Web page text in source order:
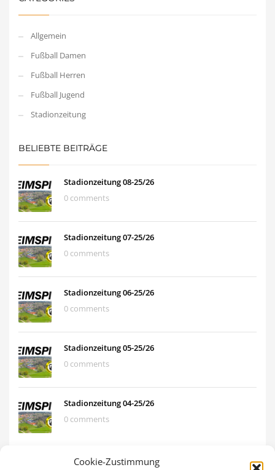
Cookie-Zustimmung
Allgemein
Fußball Damen
Fußball Herren
Fußball Jugend
Stadionzeitung
BELIEBTE BEITRÄGE
Stadionzeitung 08-25/26
0 comments
Stadionzeitung 07-25/26
0 comments
Stadionzeitung 06-25/26
0 comments
Stadionzeitung 05-25/26
0 comments
Stadionzeitung 04-25/26
0 comments